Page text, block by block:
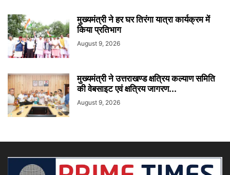
मुख्यमंत्री ने हर घर तिरंगा यात्रा कार्यक्रम में
किया प्रतिभाग
August 9, 2026
मुख्यमंत्री ने उत्तराखण्ड क्षत्रिय कल्याण समिति
की वेबसाइट एवं क्षत्रिय जागरण...
August 9, 2026